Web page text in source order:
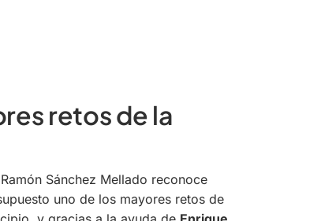
retos de la
Sánchez Mellado reconoce
uno de los mayores retos de